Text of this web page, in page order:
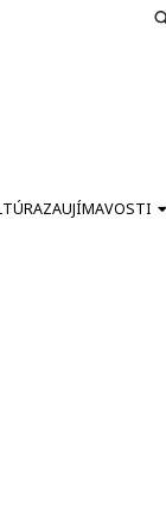
ZAUJÍMAVOSTI